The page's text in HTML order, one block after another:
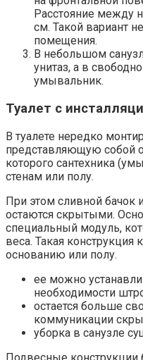
Расстояние между
см. Такой вариант
помещения.
В небольшом
унитаз, а в
умывальник.
Туалет с
В туалете нередко
представляющую собой
которого сантехника
стенам или полу.
При этом сливной бачок
остаются скрытыми.
специальный модуль,
веса. Такая
основанию или полу.
ее можно
необходимости
остается больше
коммуникации
уборка в санузле
Подвесные